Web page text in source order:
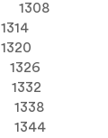
1308
1314
1320
1326
1332
1338
1344